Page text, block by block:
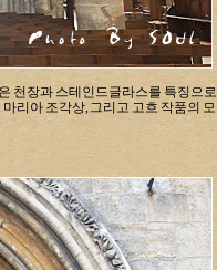
천장과 스테인드글라스를 특징으로
리아 조각상, 그리고 고흐 작품의 모